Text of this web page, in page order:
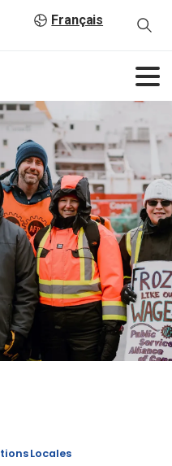
Français
Locales